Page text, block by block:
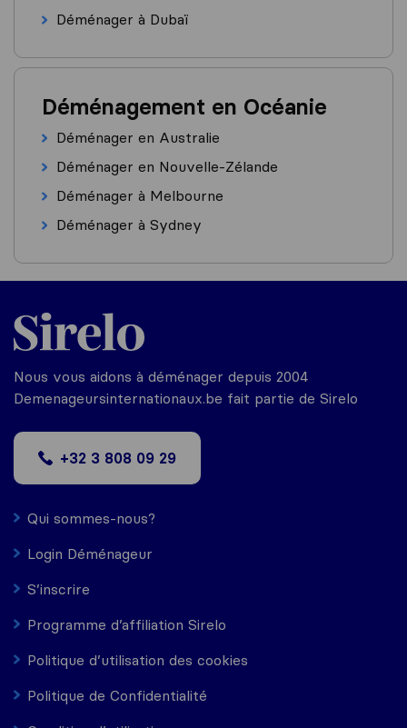
Déménager à Dubaï
Déménagement en Océanie
Déménager en Australie
Déménager en Nouvelle-Zélande
Déménager à Melbourne
Déménager à Sydney
Nous vous aidons à déménager depuis 2004
Demenageursinternationaux.be fait partie de Sirelo
+32 3 808 09 29
Qui sommes-nous?
Login Déménageur
S’inscrire
Programme d’affiliation Sirelo
Politique d’utilisation des cookies
Politique de Confidentialité